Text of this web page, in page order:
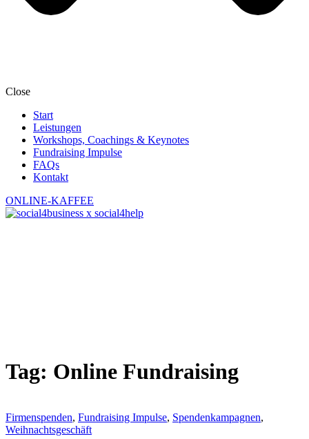
Close
Start
Leistungen
Workshops, Coachings & Keynotes
Fundraising Impulse
FAQs
Kontakt
ONLINE-KAFFEE
Tag: Online Fundraising
Firmenspenden, Fundraising Impulse, Spendenkampagnen,
Weihnachtsgeschäft